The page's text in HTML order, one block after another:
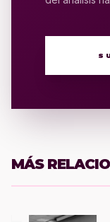
MÁS